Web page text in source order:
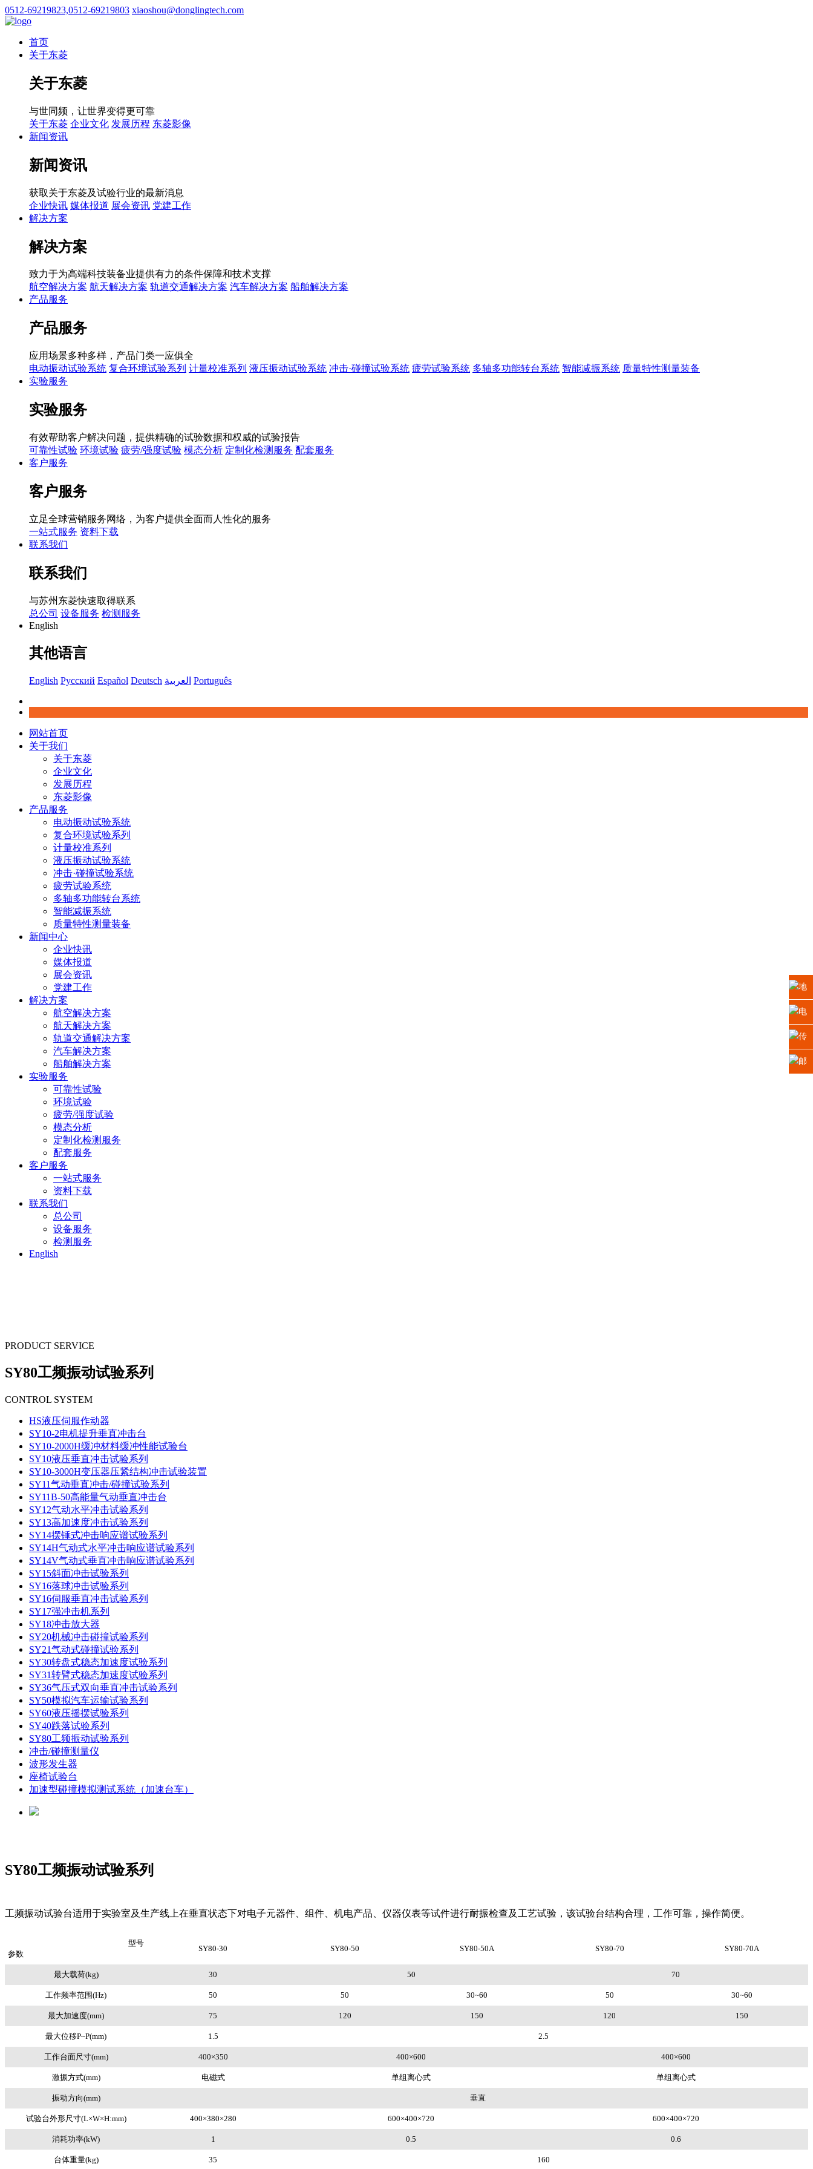
0512-69219823,0512-69219803 xiaoshou@donglingtech.com
首页
关于东菱
关于东菱
与世同频，让世界变得更可靠
关于东菱 企业文化 发展历程 东菱影像
新闻资讯
新闻资讯
获取关于东菱及试验行业的最新消息
企业快讯 媒体报道 展会资讯 党建工作
解决方案
解决方案
致力于为高端科技装备业提供有力的条件保障和技术支撑
航空解决方案 航天解决方案 轨道交通解决方案 汽车解决方案 船舶解决方案
产品服务
产品服务
应用场景多种多样，产品门类一应俱全
电动振动试验系统 复合环境试验系列 计量校准系列 液压振动试验系统 冲击·碰撞试验系统 疲劳试验系统 多轴多功能转台系统 智能减振系统 质量特性测量装备
实验服务
实验服务
有效帮助客户解决问题，提供精确的试验数据和权威的试验报告
可靠性试验 环境试验 疲劳/强度试验 模态分析 定制化检测服务 配套服务
客户服务
客户服务
立足全球营销服务网络，为客户提供全面而人性化的服务
一站式服务 资料下载
联系我们
联系我们
与苏州东菱快速取得联系
总公司 设备服务 检测服务
English
其他语言
English Русский Español Deutsch العربية Português
网站首页
关于我们
关于东菱
企业文化
发展历程
东菱影像
产品服务
电动振动试验系统
复合环境试验系列
计量校准系列
液压振动试验系统
冲击·碰撞试验系统
疲劳试验系统
多轴多功能转台系统
智能减振系统
质量特性测量装备
新闻中心
企业快讯
媒体报道
展会资讯
党建工作
解决方案
航空解决方案
航天解决方案
轨道交通解决方案
汽车解决方案
船舶解决方案
实验服务
可靠性试验
环境试验
疲劳/强度试验
模态分析
定制化检测服务
配套服务
客户服务
一站式服务
资料下载
联系我们
总公司
设备服务
检测服务
English
PRODUCT SERVICE
SY80工频振动试验系列
CONTROL SYSTEM
HS液压伺服作动器
SY10-2电机提升垂直冲击台
SY10-2000H缓冲材料缓冲性能试验台
SY10液压垂直冲击试验系列
SY10-3000H变压器压紧结构冲击试验装置
SY11气动垂直冲击/碰撞试验系列
SY11B-50高能量气动垂直冲击台
SY12气动水平冲击试验系列
SY13高加速度冲击试验系列
SY14摆锤式冲击响应谱试验系列
SY14H气动式水平冲击响应谱试验系列
SY14V气动式垂直冲击响应谱试验系列
SY15斜面冲击试验系列
SY16落球冲击试验系列
SY16伺服垂直冲击试验系列
SY17强冲击机系列
SY18冲击放大器
SY20机械冲击碰撞试验系列
SY21气动式碰撞试验系列
SY30转盘式稳态加速度试验系列
SY31转臂式稳态加速度试验系列
SY36气压式双向垂直冲击试验系列
SY50模拟汽车运输试验系列
SY60液压摇摆试验系列
SY40跌落试验系列
SY80工频振动试验系列
冲击/碰撞测量仪
波形发生器
座椅试验台
加速型碰撞模拟测试系统（加速台车）
SY80工频振动试验系列
工频振动试验台适用于实验室及生产线上在垂直状态下对电子元器件、组件、机电产品、仪器仪表等试件进行耐振检查及工艺试验，该试验台结构合理，工作可靠，操作简便。
型号
参数
SY80-30 SY80-50 SY80-50A SY80-70 SY80-70A
最大载荷(kg) 30 50 70
工作频率范围(Hz) 50 50 30~60 50 30~60
最大加速度(mm) 75 120 150 120 150
最大位移P~P(mm) 1.5 2.5
工作台面尺寸(mm) 400×350 400×600 400×600
激振方式(mm) 电磁式 单组离心式 单组离心式
振动方向(mm) 垂直
试验台外形尺寸(L×W×H:mm) 400×380×280 600×400×720 600×400×720
消耗功率(kW) 1 0.5 0.6
台体重量(kg) 35 160
地
址：
江苏
省苏
电
话：
0512-
传
真：
邮